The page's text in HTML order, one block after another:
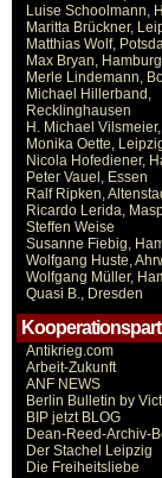
Luise Schoolmann,
Maritta Brückner,
Matthias Wolf,
Max Bryan, Hamburg
Merle Lindemann,
Michael Hillerband,
Recklinghausen
H. Michael
Monika Oette,
Nicola Hofediener,
Peter Vauel, Essen
Ralf Ripken,
Ricardo Lerida,
Steffen Weise
Susanne Fiebig,
Wolfgang Huste,
Wolfgang Müller,
Quasi B., Dresden
Antikrieg.com
Arbeit-Zukunft
ANF NEWS
Berlin Bulletin by
BIP jetzt BLOG
Dean-Reed-Archiv-
Der Stachel Leipzig
Die Freiheitsliebe